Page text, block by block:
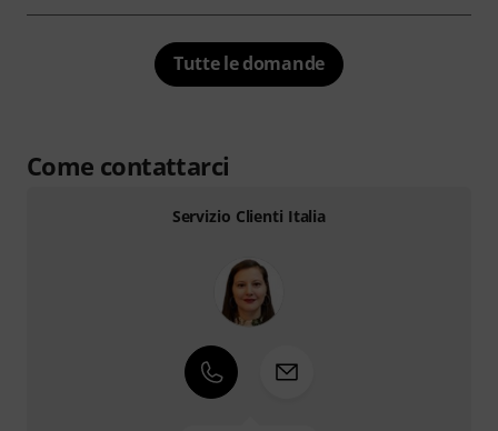
Tutte le domande
Come contattarci
Servizio Clienti Italia